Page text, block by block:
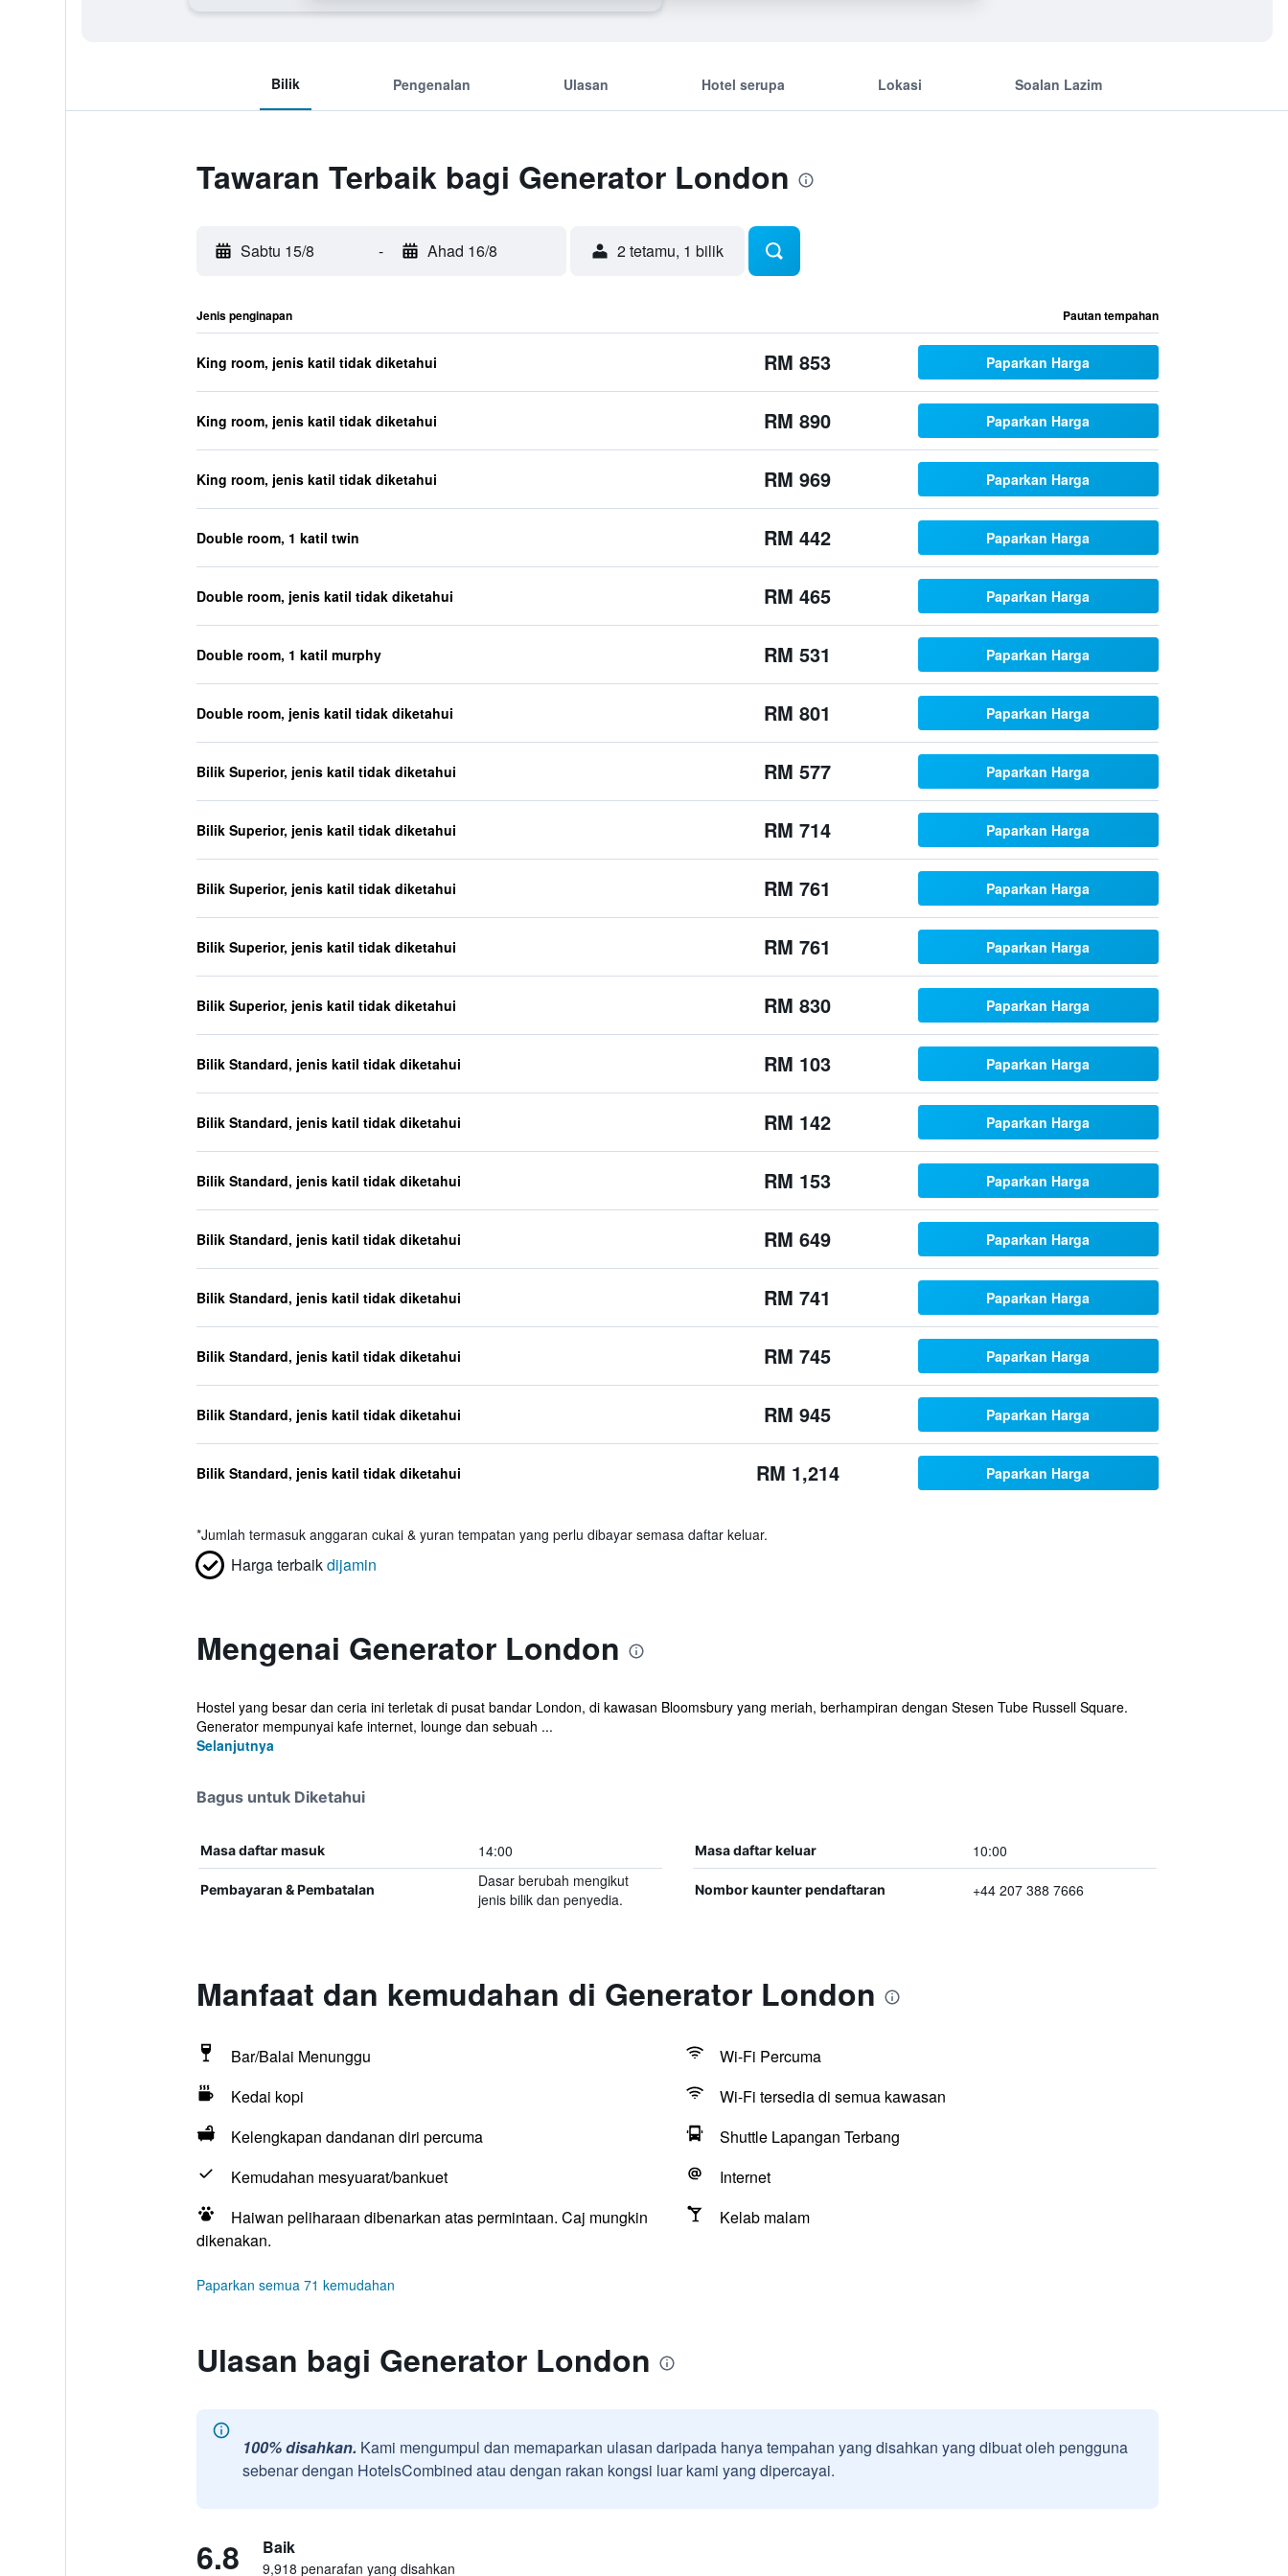
Bilik Pengenalan Ulasan Hotel serupa Lokasi Soalan Lazim
Tawaran Terbaik bagi Generator London
Sabtu 15/8 - Ahad 16/8 2 tetamu, 1 bilik
Jenis penginapan Pautan tempahan
King room, jenis katil tidak diketahui RM 853 Paparkan Harga
King room, jenis katil tidak diketahui RM 890 Paparkan Harga
King room, jenis katil tidak diketahui RM 969 Paparkan Harga
Double room, 1 katil twin RM 442 Paparkan Harga
Double room, jenis katil tidak diketahui RM 465 Paparkan Harga
Double room, 1 katil murphy RM 531 Paparkan Harga
Double room, jenis katil tidak diketahui RM 801 Paparkan Harga
Bilik Superior, jenis katil tidak diketahui RM 577 Paparkan Harga
Bilik Superior, jenis katil tidak diketahui RM 714 Paparkan Harga
Bilik Superior, jenis katil tidak diketahui RM 761 Paparkan Harga
Bilik Superior, jenis katil tidak diketahui RM 761 Paparkan Harga
Bilik Superior, jenis katil tidak diketahui RM 830 Paparkan Harga
Bilik Standard, jenis katil tidak diketahui RM 103 Paparkan Harga
Bilik Standard, jenis katil tidak diketahui RM 142 Paparkan Harga
Bilik Standard, jenis katil tidak diketahui RM 153 Paparkan Harga
Bilik Standard, jenis katil tidak diketahui RM 649 Paparkan Harga
Bilik Standard, jenis katil tidak diketahui RM 741 Paparkan Harga
Bilik Standard, jenis katil tidak diketahui RM 745 Paparkan Harga
Bilik Standard, jenis katil tidak diketahui RM 945 Paparkan Harga
Bilik Standard, jenis katil tidak diketahui RM 1,214 Paparkan Harga
*Jumlah termasuk anggaran cukai & yuran tempatan yang perlu dibayar semasa daftar keluar.
Harga terbaikdijamin
Mengenai Generator London
Hostel yang besar dan ceria ini terletak di pusat bandar London, di kawasan Bloomsbury yang meriah, berhampiran dengan Stesen Tube Russell Square.
Generator mempunyai kafe internet, lounge dan sebuah ...
Selanjutnya
Bagus untuk Diketahui
Masa daftar masuk 14:00 Masa daftar keluar 10:00
Pembayaran & Pembatalan
Dasar berubah mengikut
jenis bilik dan penyedia.
Nombor kaunter pendaftaran +44 207 388 7666
Manfaat dan kemudahan di Generator London
Bar/Balai Menunggu
Wi-Fi Percuma
Kedai kopi
Wi-Fi tersedia di semua kawasan
Kelengkapan dandanan diri percuma
Shuttle Lapangan Terbang
Kemudahan mesyuarat/bankuet
Internet
Haiwan peliharaan dibenarkan atas permintaan. Caj mungkin
dikenakan.
Kelab malam
Paparkan semua 71 kemudahan
Ulasan bagi Generator London
100% disahkan. Kami mengumpul dan memaparkan ulasan daripada hanya tempahan yang disahkan yang dibuat oleh pengguna
sebenar dengan HotelsCombined atau dengan rakan kongsi luar kami yang dipercayai.
6.8 Baik
9,918 penarafan yang disahkan